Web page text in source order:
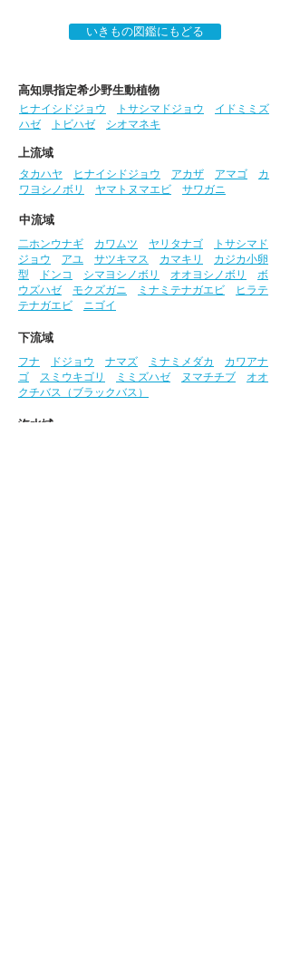
いきもの図鑑にもどる
高知県指定希少野生動植物
ヒナイシドジョウ
トサシマドジョウ
イドミミズ
ハゼ
トビハゼ シオマネキ
上流域
タカハヤ
ヒナイシドジョウ アカザ アマゴ
カ
ワヨシノボリ
ヤマトヌマエビ サワガニ
中流域
二ホンウナギ
カワムツ ヤリタナゴ
トサシマド
ジョウ
アユ サツキマス カマキリ
カジカ小卵
型
ドンコ シマヨシノボリ オオヨシノボリ
ボ
ウズハゼ
モクズガニ ミナミテナガエビ
ヒラテ
テナガエビ
ニゴイ
下流域
フナ
ドジョウ ナマズ ミナミメダカ
カワアナ
ゴ
スミウキゴリ ミミズハゼ ヌマチチブ
オオ
クチバス（ブラックバス）
汽水域